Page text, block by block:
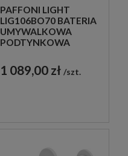
PAFFONI LIGHT
LIG106BO70 BATERIA
UMYWALKOWA
PODTYNKOWA
BIAŁA
1 089,00 zł szt.